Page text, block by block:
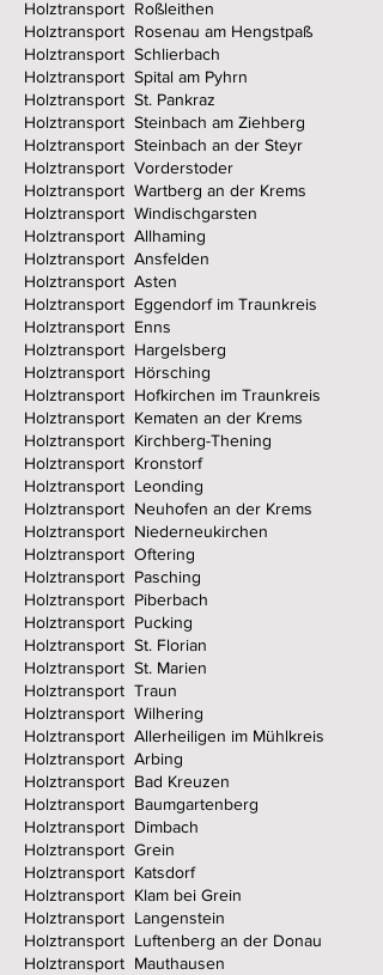
Holztransport Roßleithen
Holztransport Rosenau am Hengstpaß
Holztransport Schlierbach
Holztransport Spital am Pyhrn
Holztransport St. Pankraz
Holztransport Steinbach am Ziehberg
Holztransport Steinbach an der Steyr
Holztransport Vorderstoder
Holztransport Wartberg an der Krems
Holztransport Windischgarsten
Holztransport Allhaming
Holztransport Ansfelden
Holztransport Asten
Holztransport Eggendorf im Traunkreis
Holztransport Enns
Holztransport Hargelsberg
Holztransport Hörsching
Holztransport Hofkirchen im Traunkreis
Holztransport Kematen an der Krems
Holztransport Kirchberg-Thening
Holztransport Kronstorf
Holztransport Leonding
Holztransport Neuhofen an der Krems
Holztransport Niederneukirchen
Holztransport Oftering
Holztransport Pasching
Holztransport Piberbach
Holztransport Pucking
Holztransport St. Florian
Holztransport St. Marien
Holztransport Traun
Holztransport Wilhering
Holztransport Allerheiligen im Mühlkreis
Holztransport Arbing
Holztransport Bad Kreuzen
Holztransport Baumgartenberg
Holztransport Dimbach
Holztransport Grein
Holztransport Katsdorf
Holztransport Klam bei Grein
Holztransport Langenstein
Holztransport Luftenberg an der Donau
Holztransport Mauthausen